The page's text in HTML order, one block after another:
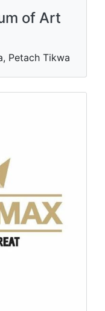
of Art
Petach Tikwa